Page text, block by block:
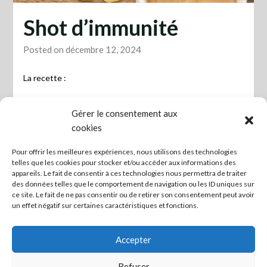
Gérer le consentement aux
cookies
Pour offrir les meilleures expériences, nous utilisons des technologies
telles que les cookies pour stocker et/ou accéder aux informations des
appareils. Le fait de consentir à ces technologies nous permettra de traiter
des données telles que le comportement de navigation ou les ID uniques sur
ce site. Le fait de ne pas consentir ou de retirer son consentement peut avoir
un effet négatif sur certaines caractéristiques et fonctions.
Accepter
Shot d’immunité
Posted on décembre 12, 2024
La recette :
-100 g. de gingembre frais
-40 g. de curcuma frais/1,5 cuillère à s. en poudre
-2 cuillère à s. de miel
Mixez le tout et congelez dans un bac à glaçons, à prendre
Dégelez le glaçon dans un verre avec un peu d’eau chaude.